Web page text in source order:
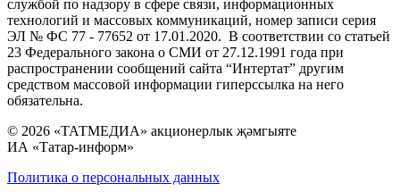
службой по надзору в сфере связи, информационных
технологий и массовых коммуникаций, номер записи серия
ЭЛ № ФС 77 - 77652 от 17.01.2020. В соответствии со статьей
23 Федерального закона о СМИ от 27.12.1991 года при
распространении сообщений сайта “Интертат” другим
средством массовой информации гиперссылка на него
обязательна.
© 2026 «ТАТМЕДИА» акционерлык җәмгыяте
ИА «Татар-информ»
Политика о персональных данных